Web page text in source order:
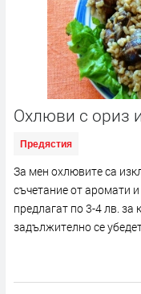
Охлюви с ориз
Предястия
За мен охлювите са
съчетание от аромати
предлагат по 3-4 лв. за
задължително се